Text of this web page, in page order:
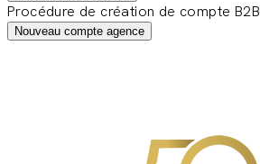
Procédure de création de compte B2B
Nouveau compte agence